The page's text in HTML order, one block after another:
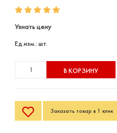
Узнать цену
Ед.изм.: шт.
В КОРЗИНУ
Заказать товар в 1 клик